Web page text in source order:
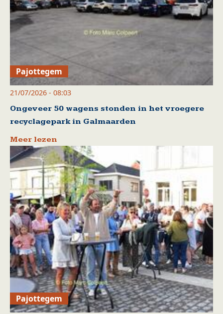
Pajottegem
21/07/2026 - 08:03
Ongeveer 50 wagens stonden in het vroegere
recyclagepark in Galmaarden
Meer lezen
Pajottegem